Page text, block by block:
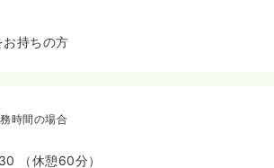
サポートや支援制度も充実しておりま
とは結婚・出産・育児などのライフス
く勤務を続けられるように、様々なサポ
休業取得率99.5％、育児休業期間2
女性管理者45.6』と会社全体で女性の
持ちの方
時間の場合
（休憩60分）